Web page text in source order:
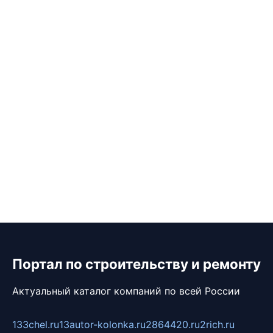
Портал по строительству и ремонту
Актуальный каталог компаний по всей России
133chel.ru13autor-kolonka.ru2864420.ru2rich.ru